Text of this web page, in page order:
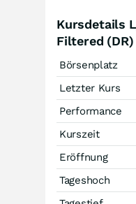
Kursdetails
Filtered (DR)
Börsenplatz
Letzter Kurs
Performance
Kurszeit
Eröffnung
Tageshoch